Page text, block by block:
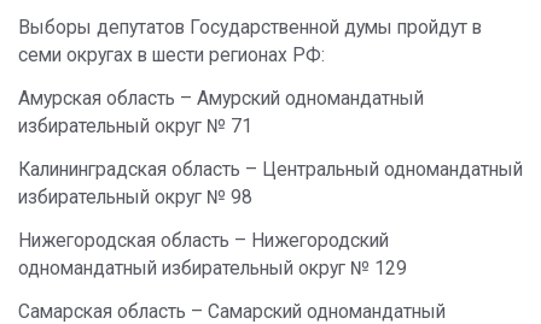
Выборы депутатов Государственной думы пройдут в
семи округах в шести регионах РФ:
Амурская область – Амурский одномандатный
избирательный округ № 71
Калининградская область – Центральный одномандатный
избирательный округ № 98
Нижегородская область – Нижегородский
одномандатный избирательный округ № 129
Самарская область – Самарский одномандатный